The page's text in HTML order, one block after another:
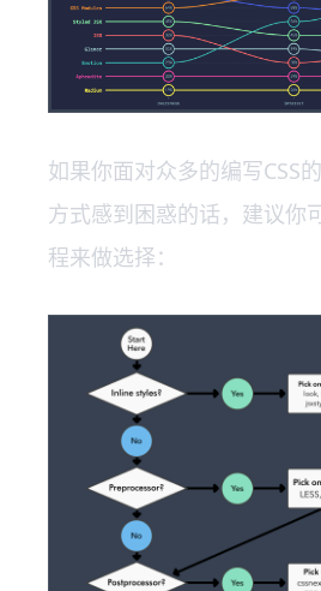
如果你面对众多的编写CSS
方式感到困惑的话，建议你
程来做选择：